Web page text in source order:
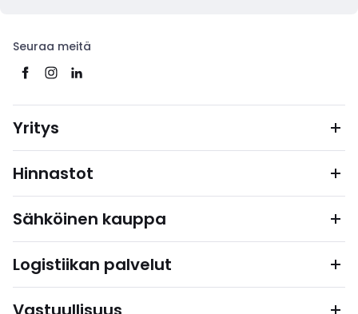
Seuraa meitä
Yritys
Hinnastot
Sähköinen kauppa
Logistiikan palvelut